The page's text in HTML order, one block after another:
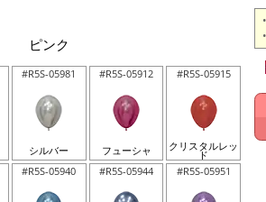
ピンク
#R5S-05981
シルバー
#R5S-05912
フューシャ
#R5S-05915
クリスタルレッ
ド
#R5S-05940 #R5S-05944 #R5S-05951